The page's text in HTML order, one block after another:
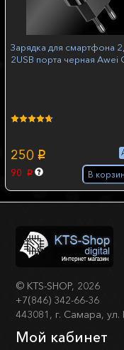
Зарядка для смартфона
2USB порта черная Awei
250 p
90 p В
© KTS-SHOP, 2026
+7(846) 342-66-36
443081, г. Самара,
Мой кабинет